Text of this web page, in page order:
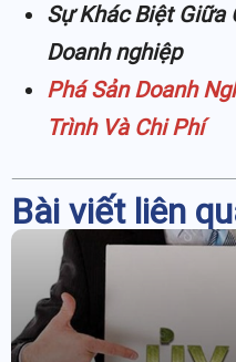
Sự Khác Biệt Giữa
Doanh nghiệp
Phá Sản Doanh
Trình Và Chi Phí
Bài viết liên